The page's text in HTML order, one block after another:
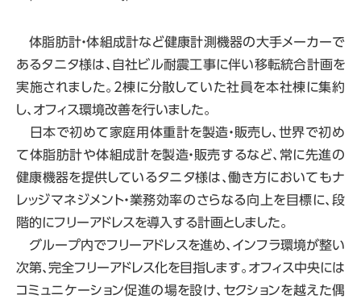
体脂肪計・体組成計など健康計測機器の大手メーカーで
あるタニタ様は、自社ビル耐震工事に伴い移転統合計画を
実施されました。2棟に分散していた社員を本社棟に集約
し、オフィス環境改善を行いました。
日本で初めて家庭用体重計を製造・販売し、世界で初め
て体脂肪計や体組成計を製造・販売するなど、常に先進の
健康機器を提供しているタニタ様は、働き方においてもナ
レッジマネジメント・業務効率のさらなる向上を目標に、段
階的にフリーアドレスを導入する計画としました。
グループ内でフリーアドレスを進め、インフラ環境が整い
次第、完全フリーアドレス化を目指します。オフィス中央には
コミュニケーション促進の場を設け、セクションを越えた偶